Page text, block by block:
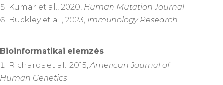
Kumar et al., 2020, Human Mutation Journal
Buckley et al., 2023, Immunology Research
Bioinformatikai elemzés
Richards et al., 2015, American Journal of
Human Genetics